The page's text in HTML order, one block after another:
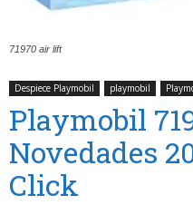
71970 air lift
Despiece Playmobil playmobil
Playmobil
Novedades
Click